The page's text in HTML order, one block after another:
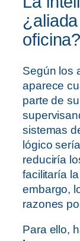
oficina?
Según los
aparece
parte de
sistemas
lógico
reduciría
facilitaría
embargo,
razones
Para ello,